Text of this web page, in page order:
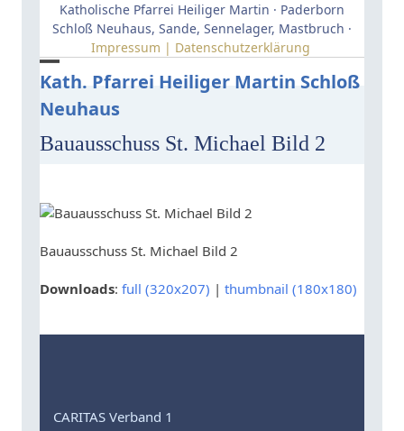
Katholische Pfarrei Heiliger Martin · Paderborn
Schloß Neuhaus, Sande, Sennelager, Mastbruch ·
Impressum | Datenschutzerklärung
Kath. Pfarrei Heiliger Martin Schloß
Neuhaus
Open
mobile
menu
Close
mobile
menu
Bauausschuss St. Michael Bild 2
Bauausschuss St. Michael Bild 2
Downloads: full (320x207) | thumbnail (180x180)
CARITAS Verband 1